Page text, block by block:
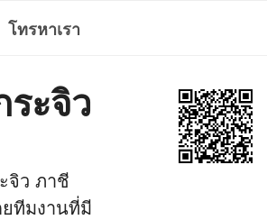
โทรหาเรา
ะจิว
จิว ภาชี
ทีมงานที่มี